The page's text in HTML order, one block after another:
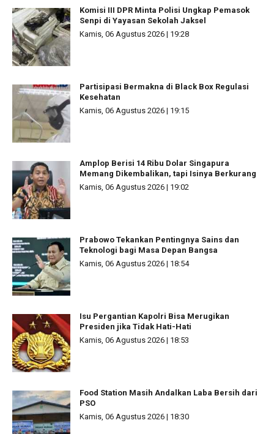
Komisi III DPR Minta Polisi Ungkap Pemasok
Senpi di Yayasan Sekolah Jaksel
Kamis, 06 Agustus 2026 | 19:28
Partisipasi Bermakna di Black Box Regulasi
Kesehatan
Kamis, 06 Agustus 2026 | 19:15
Amplop Berisi 14 Ribu Dolar Singapura
Memang Dikembalikan, tapi Isinya Berkurang
Kamis, 06 Agustus 2026 | 19:02
Prabowo Tekankan Pentingnya Sains dan
Teknologi bagi Masa Depan Bangsa
Kamis, 06 Agustus 2026 | 18:54
Isu Pergantian Kapolri Bisa Merugikan
Presiden jika Tidak Hati-Hati
Kamis, 06 Agustus 2026 | 18:53
Food Station Masih Andalkan Laba Bersih dari
PSO
Kamis, 06 Agustus 2026 | 18:30